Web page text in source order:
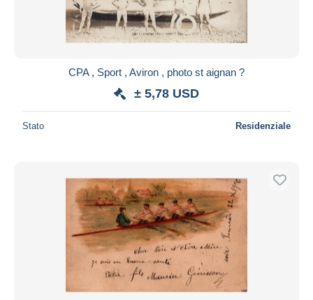
CPA , Sport , Aviron , photo st aignan ?
± 5,78 USD
Stato Residenziale